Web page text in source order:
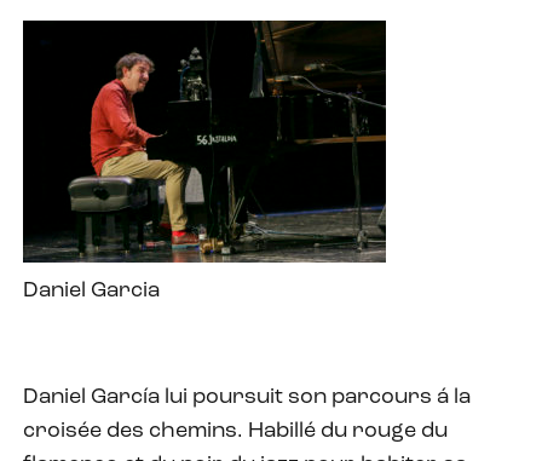
Daniel Garcia
Daniel García lui poursuit son parcours á la
croisée des chemins. Habillé du rouge du